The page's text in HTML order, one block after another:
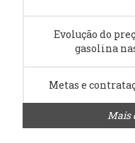
Evolução do
gasolina
Metas e
Mais